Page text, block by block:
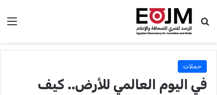
بحث عن
حملات
في اليوم العالمي للأرض.. كيف